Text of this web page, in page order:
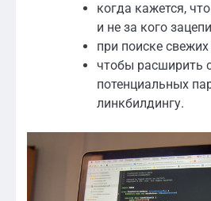
когда кажется,
и не за кого
при поиске
чтобы расширить
потенциальных
линкбилдингу.